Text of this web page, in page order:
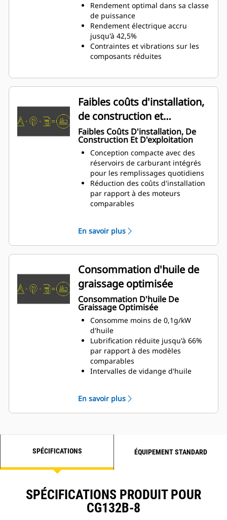
Rendement optimal dans sa classe
de puissance
Rendement électrique accru
jusqu'à 42,5%
Contraintes et vibrations sur les
composants réduites
Faibles coûts d'installation,
de construction et
d'exploitation
Faibles Coûts D'installation, De
Construction Et D'exploitation
Conception compacte avec des
réservoirs de carburant intégrés
pour les remplissages quotidiens
Réduction des coûts d'installation
par rapport à des moteurs
comparables
gamme de produits et au système
de commande numérique TPEM
Longs intervalles entre deux
entretiens (jusqu'à 80000heures)
Optimisation de la gestion de
l'huile
En savoir plus
Consommation d'huile de
graissage optimisée
Consommation D'huile De
Graissage Optimisée
Consomme moins de 0,1g/kW
d'huile
Lubrification réduite jusqu'à 66%
par rapport à des modèles
comparables
Intervalles de vidange d'huile
En savoir plus
SPÉCIFICATIONS ÉQUIPEMENT STANDARD
SPÉCIFICATIONS PRODUIT POUR
CG132B-8